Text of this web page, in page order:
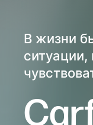
В жизни